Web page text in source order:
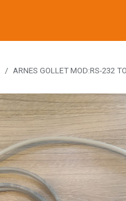
ARNES GOLLET MOD:RS-232